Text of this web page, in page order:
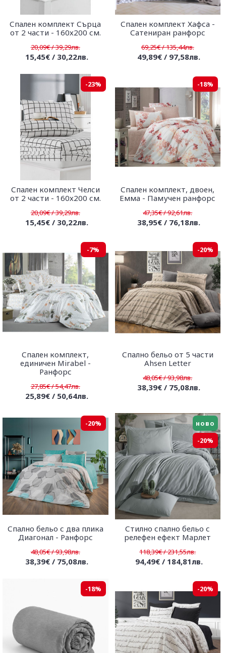
Спален комплект Сърца
от 2 части - 160х200 см.
20,09€ / 39,29лв.
15,45€ / 30,22лв.
Спален комплект Хафса -
Сатениран ранфорс
69,25€ / 135,44лв.
49,89€ / 97,58лв.
-23%
Спален комплект Челси
от 2 части - 160х200 см.
20,09€ / 39,29лв.
15,45€ / 30,22лв.
-18%
Спален комплект, двоен,
Емма - Памучен ранфорс
47,35€ / 92,61лв.
38,95€ / 76,18лв.
-7%
Спален комплект,
единичен Mirabel -
Ранфорс
27,85€ / 54,47лв.
25,89€ / 50,64лв.
-20%
Спално бельо от 5 части
Ahsen Letter
48,05€ / 93,98лв.
38,39€ / 75,08лв.
-20%
Спално бельо с два плика
Диагонал - Ранфорс
48,05€ / 93,98лв.
38,39€ / 75,08лв.
ново
-20%
Стилно спално бельо с
релефен ефект Марлет
118,39€ / 231,55лв.
94,49€ / 184,81лв.
-18% -20%